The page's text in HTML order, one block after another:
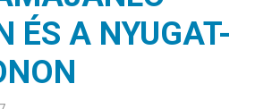
ÉS A NYUGAT-